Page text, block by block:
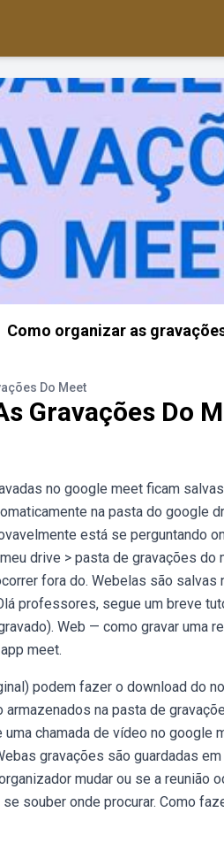
Como organizar as
Do Meet
Gravações Do
no google meet ficam
na pasta do google
está se perguntando
drive > pasta de gravações
fora do. Webelas são
professores, segue um breve
Web — como gravar uma
meet.
podem fazer o download do
na pasta de
chamada de vídeo no
gravações são guardadas
mudar ou se a
souber onde procurar. Como